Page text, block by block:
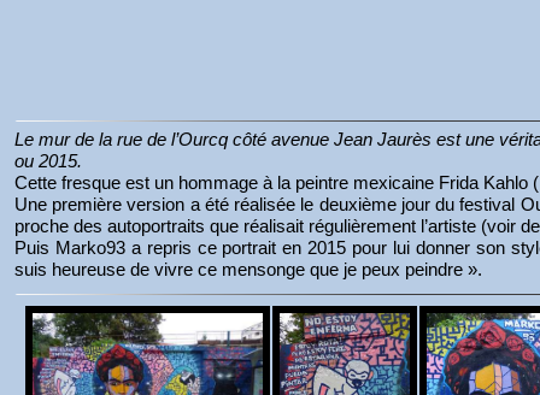
Le mur de la rue de l’Ourcq côté avenue Jean Jaurès est une
ou 2015.
Cette fresque est un hommage à la peintre mexicaine Frida Kahlo
Une première version a été réalisée le deuxième jour du festival
proche des autoportraits que réalisait régulièrement l’artiste (voir
Puis Marko93 a repris ce portrait en 2015 pour lui donner son
suis heureuse de vivre ce mensonge que je peux peindre ».